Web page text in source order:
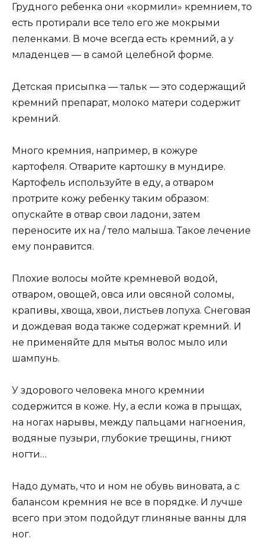
Грудного ребенка они «кормили» кремнием, то
есть протирали все тело его же мокрыми
пеленками. В моче всегда есть кремний, а у
младенцев — в самой целебной форме.
Детская присыпка — тальк — это содержащий
кремний препарат, молоко матери содержит
кремний.
Много кремния, например, в кожуре
картофеля. Отварите картошку в мундире.
Картофель используйте в еду, а отваром
протрите кожу ребенку таким образом:
опускайте в отвар свои ладони, затем
переносите их на / тело малыша. Такое лечение
ему понравится.
Плохие волосы мойте кремневой водой,
отваром, овощей, овса или овсяной соломы,
крапивы, хвоща, хвои, листьев лопуха. Снеговая
и дождевая вода также содержат кремний. И
не применяйте для мытья волос мыло или
шампунь.
У здорового человека много кремнии
содержится в коже. Ну, а если кожа в прыщах,
на ногах нарывы, между пальцами нагноения,
водяные пузыри, глубокие трещины, гниют
ногти…
Надо думать, что и ном не обувь виновата, а с
балансом кремния не все в порядке. И лучше
всего при этом подойдут глиняные ванны для
ног.